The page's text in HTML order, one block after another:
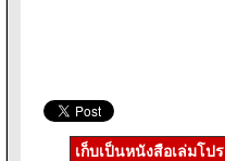
เก็บเป็นหนังสือเล่มโป